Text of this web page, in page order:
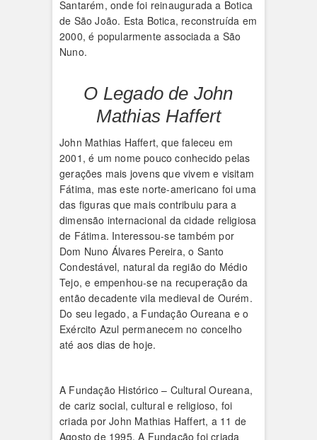
Santarém, onde foi reinaugurada a Botica
de São João. Esta Botica, reconstruída em
2000, é popularmente associada a São
Nuno.
O Legado de John
Mathias Haffert
John Mathias Haffert, que faleceu em
2001, é um nome pouco conhecido pelas
gerações mais jovens que vivem e visitam
Fátima, mas este norte-americano foi uma
das figuras que mais contribuiu para a
dimensão internacional da cidade religiosa
de Fátima. Interessou-se também por
Dom Nuno Álvares Pereira, o Santo
Condestável, natural da região do Médio
Tejo, e empenhou-se na recuperação da
então decadente vila medieval de Ourém.
Do seu legado, a Fundação Oureana e o
Exército Azul permanecem no concelho
até aos dias de hoje.
A Fundação Histórico – Cultural Oureana,
de cariz social, cultural e religioso, foi
criada por John Mathias Haffert, a 11 de
Agosto de 1995. A Fundação foi criada